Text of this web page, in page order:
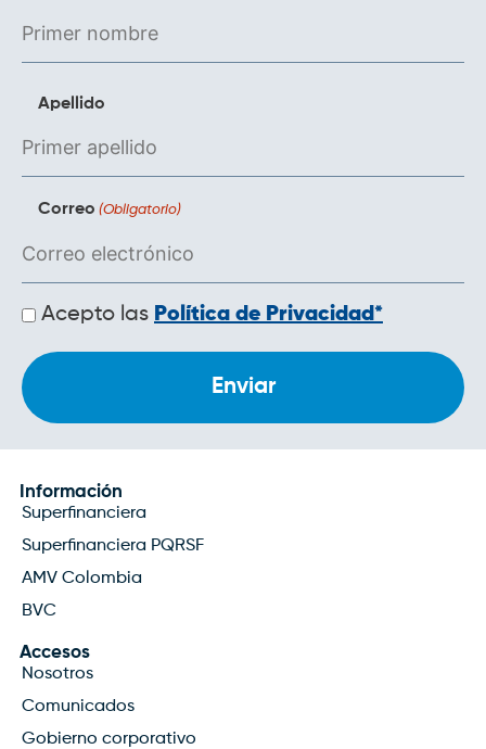
Apellido
Correo (Obligatorio)
Políticas
de
Acepto las Política de Privacidad*
Información
Superfinanciera
Superfinanciera PQRSF
AMV Colombia
BVC
Accesos
Nosotros
Comunicados
Gobierno corporativo